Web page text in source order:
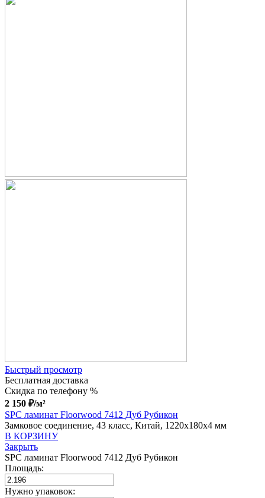
Быстрый просмотр
Бесплатная доставка
Скидка по телефону %
2 150 ₽/м²
SPC ламинат Floorwood 7412 Дуб Рубикон
Замковое соединение, 43 класс, Китай, 1220x180x4 мм
В КОРЗИНУ
Закрыть
SPC ламинат Floorwood 7412 Дуб Рубикон
Площадь:
Нужно упаковок: